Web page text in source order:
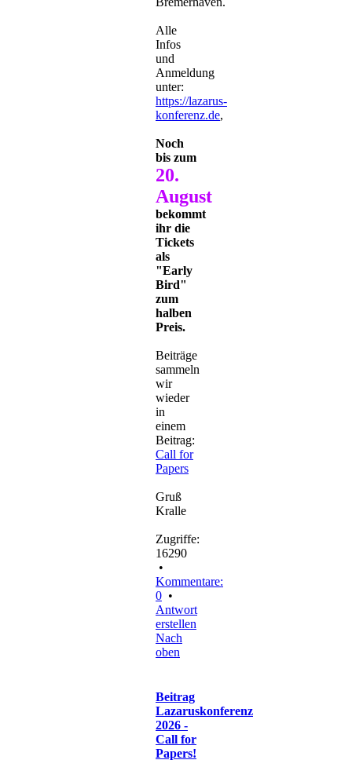
Alle
Infos
und
Anmeldung
unter:
https://lazarus-
konferenz.de,
Noch
bis zum
20.
August
bekommt
ihr die
Tickets
als
"Early
Bird"
zum
halben
Preis.
Beiträge
sammeln
wir
wieder
in
einem
Beitrag:
Call for
Papers
Gruß
Kralle
Zugriffe:
16290
•
Kommentare:
0 •
Antwort
erstellen
Nach
oben
Beitrag
Lazaruskonferenz
2026 -
Call for
Papers!